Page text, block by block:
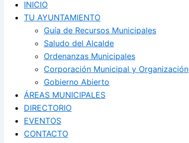
INICIO
TU AYUNTAMIENTO
Guía de Recursos Municipales
Saludo del Alcalde
Ordenanzas Municipales
Corporación Municipal y Organización
Gobierno Abierto
ÁREAS MUNICIPALES
DIRECTORIO
EVENTOS
CONTACTO